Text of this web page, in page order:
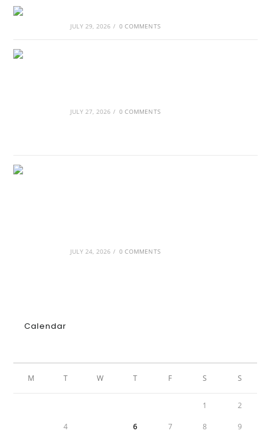
JULY 29, 2026 / 0 COMMENTS
JULY 27, 2026 / 0 COMMENTS
JULY 24, 2026 / 0 COMMENTS
Calendar
M T W T F S S
1 2
4 6 7 8 9